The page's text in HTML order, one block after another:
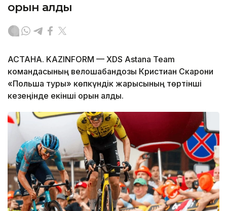
орын алды
АСТАНА. KAZINFORM — XDS Astana Team
командасының велошабандозы Кристиан Скарони
«Польша туры» көпкүндік жарысының төртінші
кезеңінде екінші орын алды.